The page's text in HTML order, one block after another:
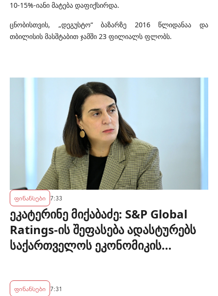
10-15%-იანი მატება დაფიქსირდა.
ცნობისთვის, „დეგუსტო“ ბაზარზე 2016 წლიდანაა და
თბილისის მასშტაბით ჯამში 23 ფილიალს ფლობს.
ფინანსები 7:33
ეკატერინე მიქაბაძე: S&P Global
Ratings-ის შეფასება ადასტურებს
საქართველოს ეკონომიკის
ბანკის პოლიტიკის ეფექტიანობას
ფინანსები 7:31